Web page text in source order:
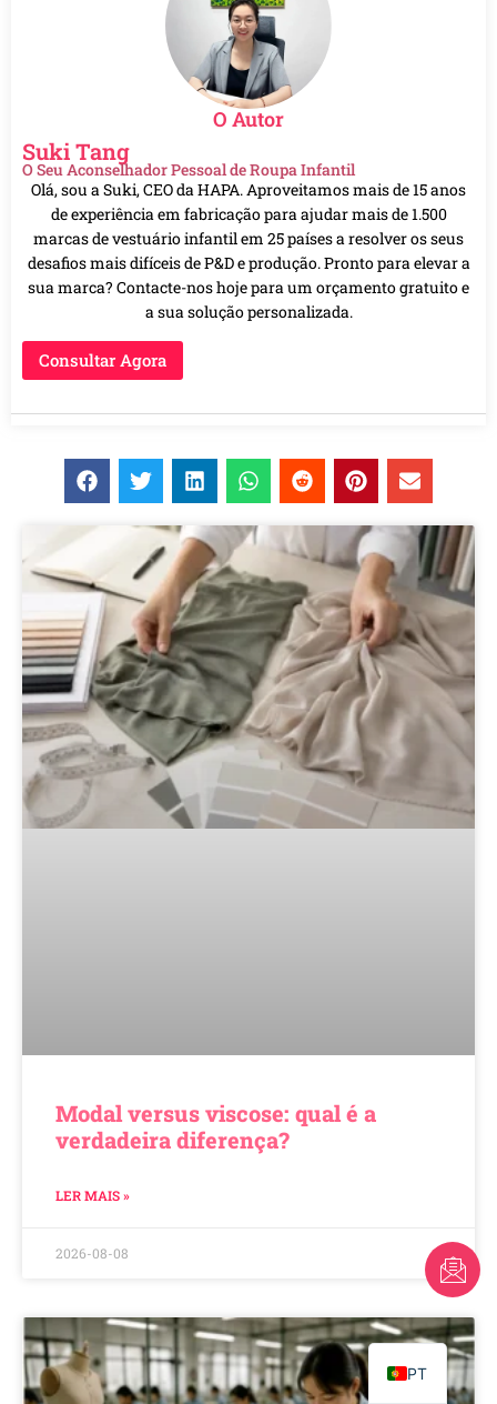
O Autor
Suki Tang
O Seu Aconselhador Pessoal de Roupa Infantil
Olá, sou a Suki, CEO da HAPA. Aproveitamos mais de 15 anos
de experiência em fabricação para ajudar mais de 1.500
marcas de vestuário infantil em 25 países a resolver os seus
desafios mais difíceis de P&D e produção. Pronto para elevar a
sua marca? Contacte-nos hoje para um orçamento gratuito e
a sua solução personalizada.
Consultar Agora
Modal versus viscose: qual é a
verdadeira diferença?
LER MAIS »
2026-08-08
PT
EN
FR